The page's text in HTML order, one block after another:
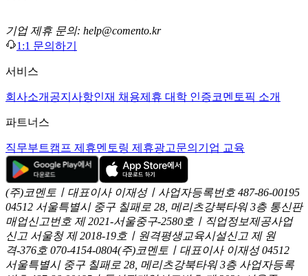
기업 제휴 문의: help@comento.kr
1:1 문의하기
서비스
회사소개 공지사항인재 채용제휴 대학 인증코멘토픽 소개
파트너스
직무부트캠프 제휴멘토링 제휴광고문의 기업 교육
(주)코멘토ㅣ대표이사 이재성ㅣ사업자등록번호 487-86-00195
04512 서울특별시 중구 칠패로 28, 메리츠강북타워 3층 통신판
매업신고번호 제 2021-서울중구-2580호ㅣ직업정보제공사업
신고 서울청 제 2018-19호ㅣ원격평생교육시설신고 제 원
격-376호 070-4154-0804(주)코멘토ㅣ대표이사 이재성 04512
서울특별시 중구 칠패로 28, 메리츠강북타워 3층 사업자등록